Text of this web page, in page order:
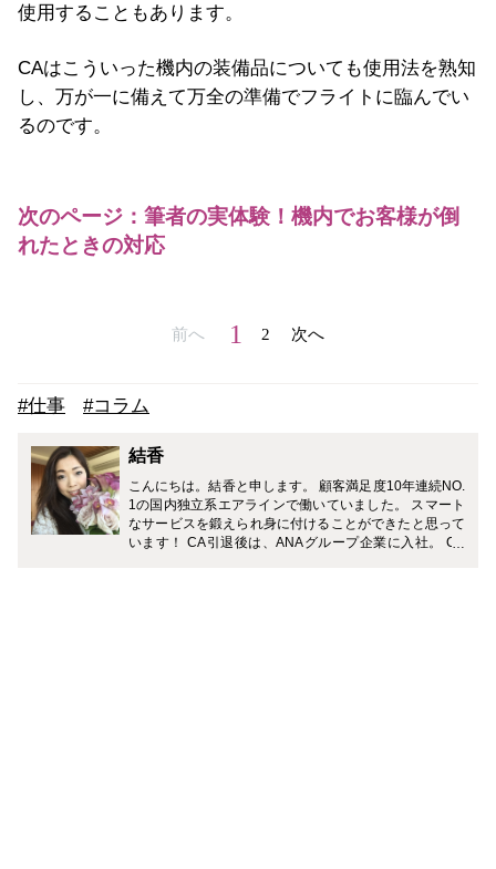
使用することもあります。
CAはこういった機内の装備品についても使用法を熟知
し、万が一に備えて万全の準備でフライトに臨んでい
るのです。
次のページ：筆者の実体験！機内でお客様が倒
れたときの対応
前へ 1 2 次へ
#仕事 #コラム
結香
こんにちは。結香と申します。 顧客満足度10年連続NO.
1の国内独立系エアラインで働いていました。 スマート
なサービスを鍛えられ身に付けることができたと思って
います！ CA引退後は、ANAグループ企業に入社。 CA